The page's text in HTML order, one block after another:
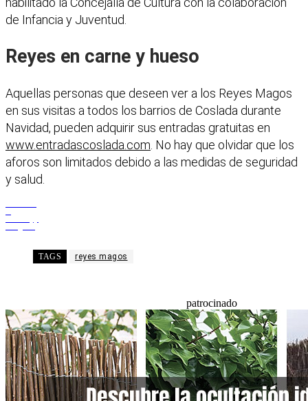
de Infancia y Juventud.
Reyes en carne y hueso
Aquellas personas que deseen ver a los Reyes Magos
en sus visitas a todos los barrios de Coslada durante
Navidad, pueden adquirir sus entradas gratuitas en
www.entradascoslada.com . No hay que olvidar que los
aforos son limitados debido a las medidas de seguridad
y salud.
TAGS reyes magos
patrocinado